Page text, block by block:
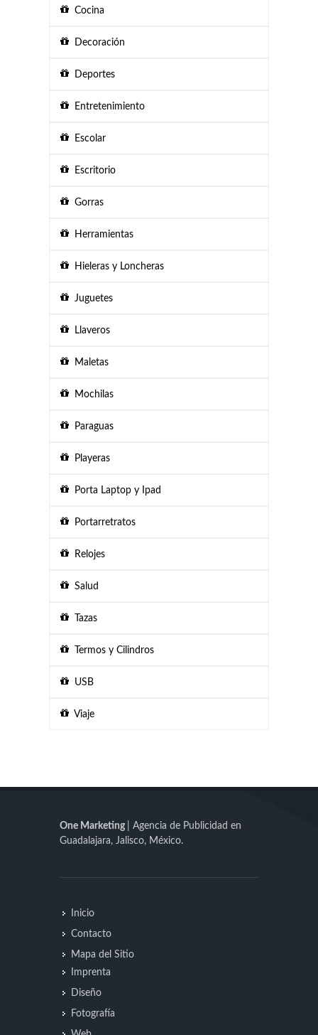
Cocina
Decoración
Deportes
Entretenimiento
Escolar
Escritorio
Gorras
Herramientas
Hieleras y Loncheras
Juguetes
Llaveros
Maletas
Mochilas
Paraguas
Playeras
Porta Laptop y Ipad
Portarretratos
Relojes
Salud
Tazas
Termos y Cilindros
USB
Viaje
One Marketing
| Agencia de Publicidad en
Guadalajara, Jalisco, México.
Inicio
Contacto
Mapa del Sitio
Imprenta
Diseño
Fotografía